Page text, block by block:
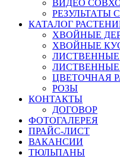
ВИДЕО
РЕЗУЛЬТАТЫ
КАТАЛОГ
ХВОЙНЫЕ
ХВОЙНЫЕ
ЛИСТВЕННЫЕ
ЦВЕТОЧНАЯ
РОЗЫ
КОНТАКТЫ
ДОГОВОР
ФОТОГАЛЕРЕЯ
ПРАЙС-ЛИСТ
ВАКАНСИИ
ТЮЛЬПАНЫ